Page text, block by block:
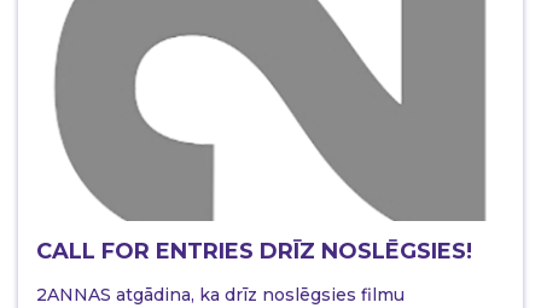
CALL FOR ENTRIES DRĪZ NOSLĒGSIES!
2ANNAS atgādina, ka drīz noslēgsies filmu